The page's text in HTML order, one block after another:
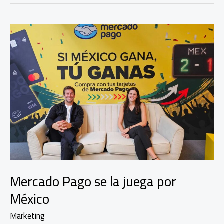
Mercado Pago se la juega por
México
Marketing